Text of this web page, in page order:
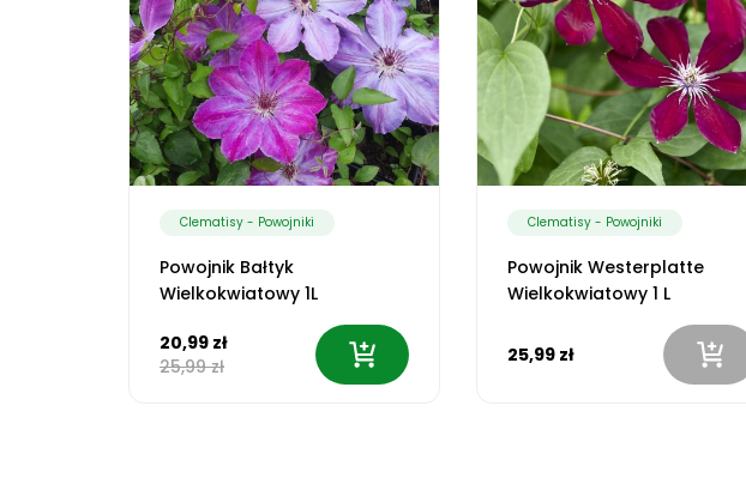
Clematisy - Powojniki
Powojnik Bałtyk
Wielkokwiatowy 1L
20,99 zł
25,99 zł
Clematisy - Powojniki
Powojnik Westerplatte
Wielkokwiatowy 1 L
25,99 zł